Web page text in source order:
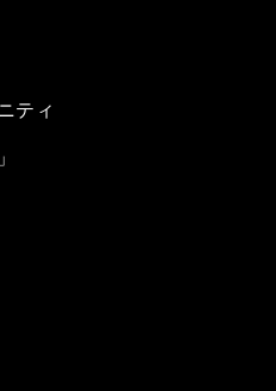
ティ